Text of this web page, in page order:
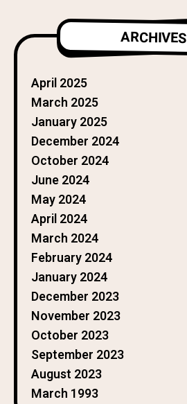
ARCHIVES
April 2025
March 2025
January 2025
December 2024
October 2024
June 2024
May 2024
April 2024
March 2024
February 2024
January 2024
December 2023
November 2023
October 2023
September 2023
August 2023
March 1993